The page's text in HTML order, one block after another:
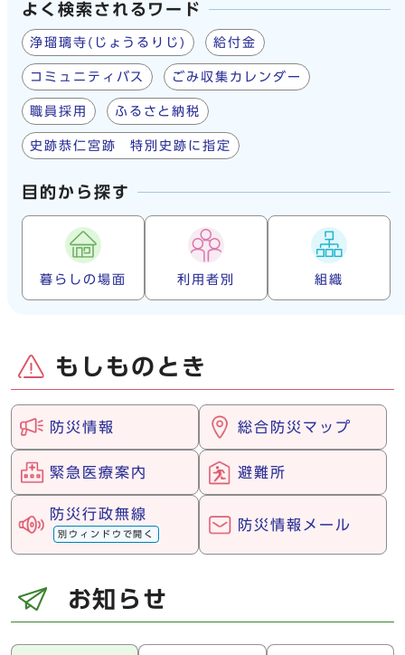
よく検索されるワード
浄瑠璃寺(じょうるりじ) 給付金
コミュニティバス ごみ収集カレンダー
職員採用 ふるさと納税
史跡恭仁宮跡 特別史跡に指定
目的から探す
暮らしの場面 利用者別 組織
もしものとき
防災情報 総合防災マップ
緊急医療案内 避難所
防災行政無線
別ウィンドウで開く
防災情報メール
お知らせ